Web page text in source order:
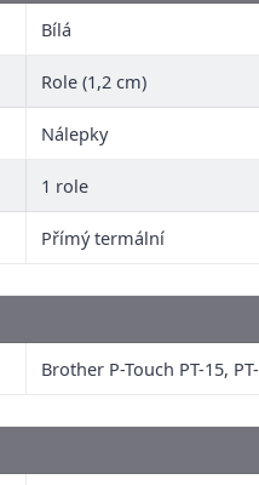
Bílá
Role (1,2 cm)
Nálepky
1 role
Přímý termální
Brother P-Touch PT-15,